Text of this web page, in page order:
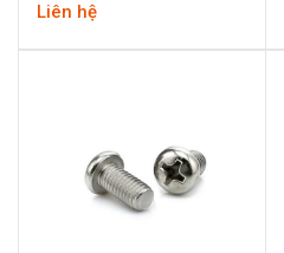
Liên hệ